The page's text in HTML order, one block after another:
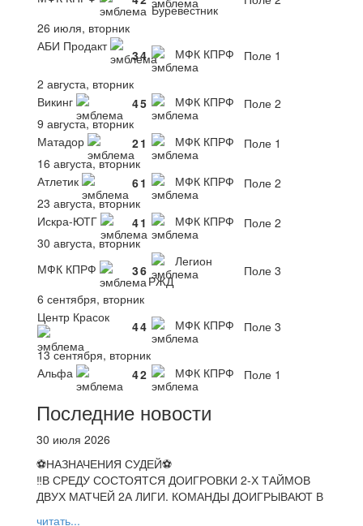
Буревестник
26 июля, вторник
АБИ Продакт
34 МФК КПРФ
Поле 1
2 августа, вторник
Викинг
45 МФК КПРФ
Поле 2
9 августа, вторник
Матадор
21 МФК КПРФ
Поле 1
16 августа, вторник
Атлетик
61 МФК КПРФ
Поле 2
23 августа, вторник
Искра-ЮТГ
41 МФК КПРФ
Поле 2
30 августа, вторник
МФК КПРФ
36
Легион
РЖД
Поле 3
6 сентября, вторник
Центр Красок
44 МФК КПРФ
Поле 3
13 сентября, вторник
Альфа
42 МФК КПРФ Поле 1
Последние новости
30 июля 2026
⚽НАЗНАЧЕНИЯ СУДЕЙ⚽
‼В СРЕДУ СОСТОЯТСЯ ДОИГРОВКИ 2-Х ТАЙМОВ
ДВУХ МАТЧЕЙ 2А ЛИГИ. КОМАНДЫ ДОИГРЫВАЮТ В
читать...